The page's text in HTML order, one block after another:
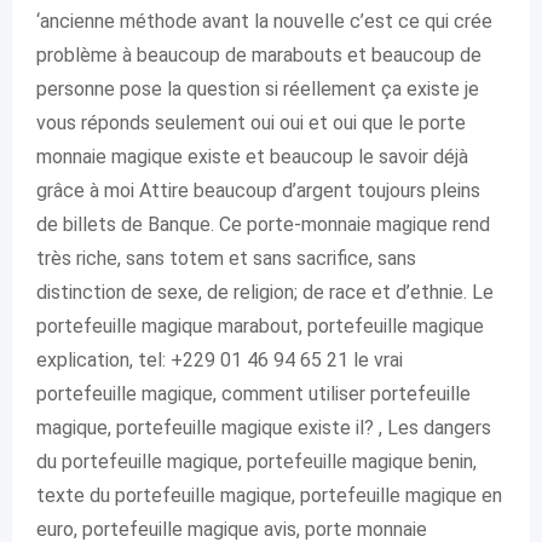
‘ancienne méthode avant la nouvelle c’est ce qui crée
problème à beaucoup de marabouts et beaucoup de
personne pose la question si réellement ça existe je
vous réponds seulement oui oui et oui que le porte
monnaie magique existe et beaucoup le savoir déjà
grâce à moi Attire beaucoup d’argent toujours pleins
de billets de Banque. Ce porte-monnaie magique rend
très riche, sans totem et sans sacrifice, sans
distinction de sexe, de religion; de race et d’ethnie. Le
portefeuille magique marabout, portefeuille magique
explication, tel: +229 01 46 94 65 21 le vrai
portefeuille magique, comment utiliser portefeuille
magique, portefeuille magique existe il? , Les dangers
du portefeuille magique, portefeuille magique benin,
texte du portefeuille magique, portefeuille magique en
euro, portefeuille magique avis, porte monnaie